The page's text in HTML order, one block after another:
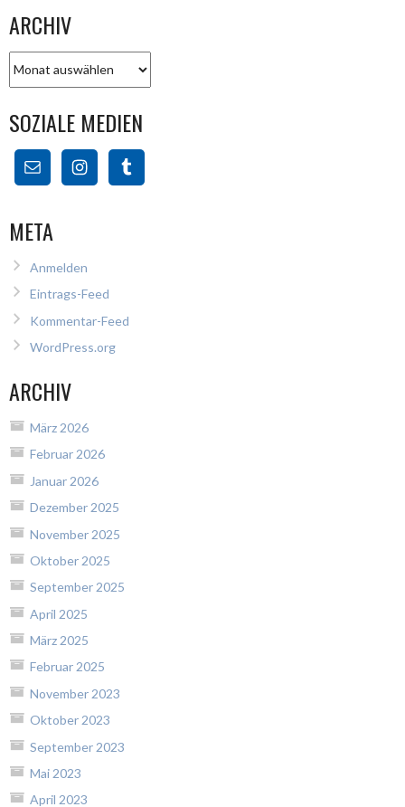
ARCHIV
SOZIALE MEDIEN
META
Anmelden
Eintrags-Feed
Kommentar-Feed
WordPress.org
ARCHIV
März 2026
Februar 2026
Januar 2026
Dezember 2025
November 2025
Oktober 2025
September 2025
April 2025
März 2025
Februar 2025
November 2023
Oktober 2023
September 2023
Mai 2023
April 2023